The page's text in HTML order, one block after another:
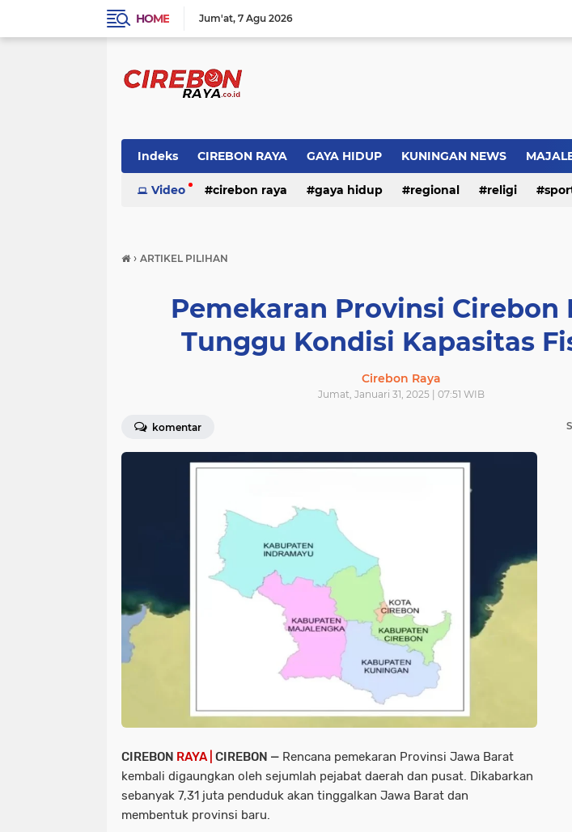
HOME Jum'at 7 Agu 2026
Indeks CIREBON RAYA GAYA HIDUP KUNINGAN NEWS
Video cirebon raya gaya hidup regional religi
› ARTIKEL PILIHAN
Pemekaran Provinsi Cirebon
Tunggu Kondisi Kapasitas
Cirebon Raya
Jumat, Januari 31, 2025 | 07:51 WIB
komentar
CIREBON RAYA | CIREBON — Rencana pemekaran Provinsi Jawa Barat
kembali digaungkan oleh sejumlah pejabat daerah dan pusat. Dikabarkan
sebanyak 7,31 juta penduduk akan tinggalkan Jawa Barat dan
membentuk provinsi baru.